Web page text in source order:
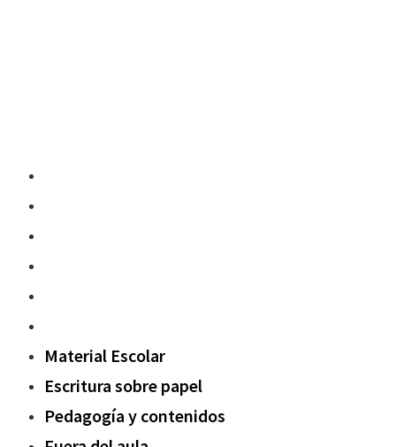
Material Escolar
Escritura sobre papel
Pedagogía y contenidos